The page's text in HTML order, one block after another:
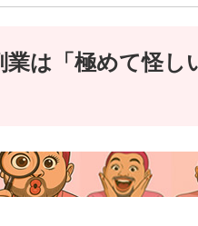
業は「極めて怪